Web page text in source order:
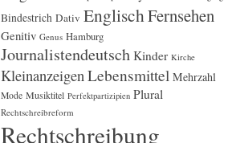
Bindestrich Dativ EnglischFernsehen
Genitiv Genus Hamburg
Journalistendeutsch Kinder Kirche
Kleinanzeigen Lebensmittel Mehrzahl
Mode Musiktitel Perfektpartizipien Plural
Rechtschreibreform
Rechtschreibung